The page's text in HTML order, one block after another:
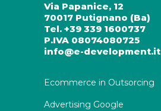
Via Papanice, 12
70017 Putignano (Ba)
Tel. +39 339 1600737
P.IVA 08074080725
info@e-development.it
Ecommerce in Outsorcing
Advertising Google